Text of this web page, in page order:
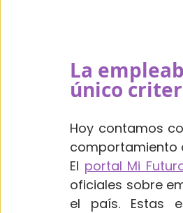
La
único
Hoy contamos
comportamiento
El portal Mi
oficiales sobre
el país. Estas